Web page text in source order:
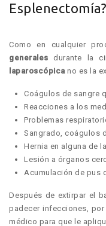
Esplenectomía?
Como en cualquier
generales durante la
laparoscópicano es la
Coágulos de sangre
Reacciones a los
Problemas
Sangrado, coágulos
Hernia en alguna de
Lesión a órganos
Acumulación de pus
Después de extirpar el
padecer infecciones,
médico para que le